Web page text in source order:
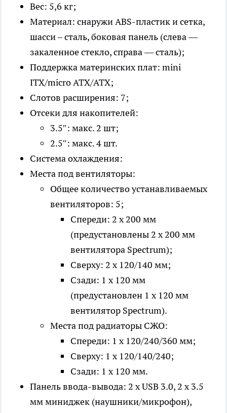
Вес: 5,6 кг;
Материал: снаружи ABS-пластик и сетка,
шасси – сталь, боковая панель (слева —
закаленное стекло, справа — сталь);
Поддержка материнских плат: mini
ITX/micro ATX/ATX;
Слотов расширения: 7;
Отсеки для накопителей:
3.5″: макс. 2 шт;
2.5″: макс. 4 шт.
Система охлаждения:
Места под вентиляторы:
Общее количество устанавливаемых
вентиляторов: 5;
Спереди: 2 х 200 мм
(предустановлены 2 x 200 мм
вентилятора Spectrum);
Сверху: 2 х 120/140 мм;
Сзади: 1 х 120 мм
(предустановлен 1 x 120 мм
вентилятор Spectrum).
Места под радиаторы СЖО:
Спереди: 1 х 120/240/360 мм;
Сверху: 1 х 120/140/240;
Сзади: 1 х 120 мм.
Панель ввода-вывода: 2 x USB 3.0, 2 x 3.5
мм миниджек (наушники/микрофон),